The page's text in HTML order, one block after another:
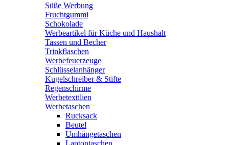
Süße Werbung
Fruchtgummi
Schokolade
Werbeartikel für Küche und Haushalt
Tassen und Becher
Trinkflaschen
Werbefeuerzeuge
Schlüsselanhänger
Kugelschreiber & Stifte
Regenschirme
Werbetextilien
Werbetaschen
Rucksack
Beutel
Umhängetaschen
Laptoptaschen